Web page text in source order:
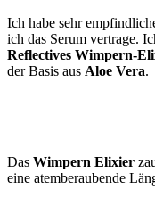
Ich habe sehr
ich das Serum vertrage.
Reflectives Wimpern-
der Basis aus Aloe Vera.
Das Wimpern Elixier
eine atemberaubende